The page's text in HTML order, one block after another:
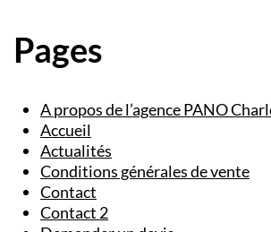
Pages
A propos de l’agence PANO
Accueil
Actualités
Conditions générales de vente
Contact
Contact 2